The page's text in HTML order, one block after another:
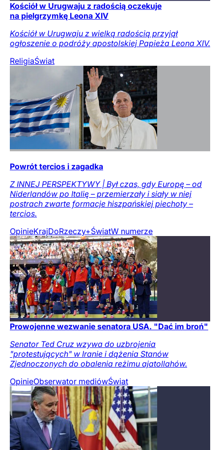
Kościół w Urugwaju z radością oczekuje
na pielgrzymkę Leona XIV
Kościół w Urugwaju z wielką radością przyjął
ogłoszenie o podróży apostolskiej Papieża Leona XIV.
ReligiaŚwiat
Powrót tercios i zagadka
Z INNEJ PERSPEKTYWY | Był czas, gdy Europę – od
Niderlandów po Italię – przemierzały i siały w niej
postrach zwarte formacje hiszpańskiej piechoty –
tercios.
OpinieKrajDoRzeczy+ŚwiatW numerze
Prowojenne wezwanie senatora USA. "Dać im broń"
Senator Ted Cruz wzywa do uzbrojenia
"protestujących" w Iranie i dążenia Stanów
Zjednoczonych do obalenia reżimu ajatollahów.
OpinieObserwator mediówŚwiat